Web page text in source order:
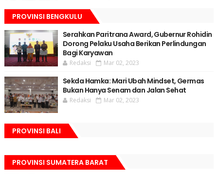
PROVINSI BENGKULU
Serahkan Paritrana Award, Gubernur Rohidin
Dorong Pelaku Usaha Berikan Perlindungan
Bagi Karyawan
Redaksi Mar 02, 2023
Sekda Hamka: Mari Ubah Mindset, Germas
Bukan Hanya Senam dan Jalan Sehat
Redaksi Mar 02, 2023
PROVINSI BALI
PROVINSI SUMATERA BARAT